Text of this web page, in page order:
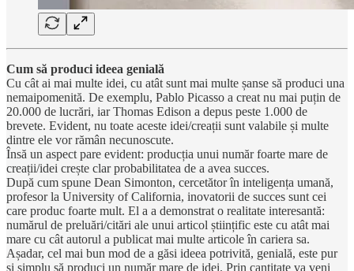
Cum să produci ideea genială
Cu cât ai mai multe idei, cu atât sunt mai multe șanse să produci una
nemaipomenită. De exemplu, Pablo Picasso a creat nu mai puțin de
20.000 de lucrări, iar Thomas Edison a depus peste 1.000 de
brevete. Evident, nu toate aceste idei/creații sunt valabile și multe
dintre ele vor rămân necunoscute.
Însă un aspect pare evident: producția unui număr foarte mare de
creații/idei crește clar probabilitatea de a avea succes.
După cum spune Dean Simonton, cercetător în inteligența umană,
profesor la University of California, inovatorii de succes sunt cei
care produc foarte mult. El a a demonstrat o realitate interesantă:
numărul de preluări/citări ale unui articol științific este cu atât mai
mare cu cât autorul a publicat mai multe articole în cariera sa.
Așadar, cel mai bun mod de a găsi ideea potrivită, genială, este pur
și simplu să produci un număr mare de idei. Prin cantitate va veni